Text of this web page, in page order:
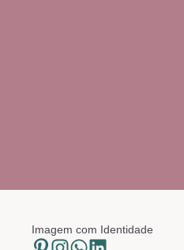
Imagem com Identidade